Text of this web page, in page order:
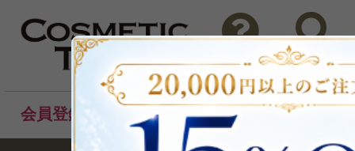
問い合わせ 検索
会員登録後のお買い物でポイントプレゼント！